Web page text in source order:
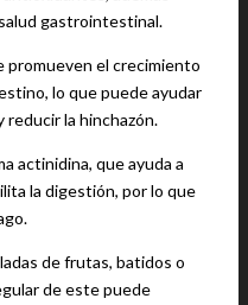
gastrointestinal.
promueven el crecimiento
lo que puede ayudar
reducir la hinchazón.
actinidina, que ayuda a
la digestión, por lo que
de frutas, batidos o
de este puede